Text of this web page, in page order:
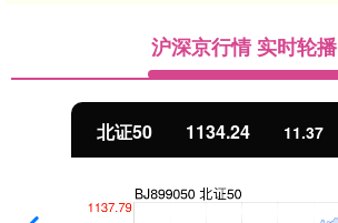
沪深京行情 实时轮播
北证50 1134.24 11.37